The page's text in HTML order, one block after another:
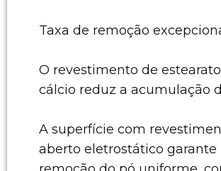
Taxa de remoção
O revestimento de
cálcio reduz a acumulação
A superfície com
aberto eletrostático garante